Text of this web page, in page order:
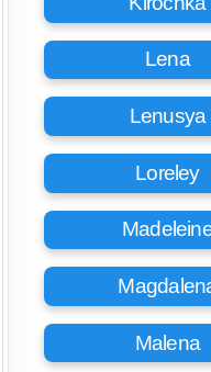
Lena
Lenusya
Loreley
Malena